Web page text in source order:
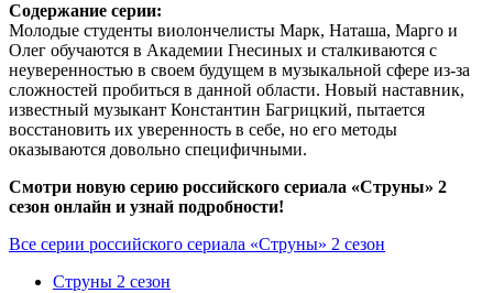
Содержание серии:
Молодые студенты виолончелисты Марк, Наташа, Марго и
Олег обучаются в Академии Гнесиных и сталкиваются с
неуверенностью в своем будущем в музыкальной сфере из-за
сложностей пробиться в данной области. Новый наставник,
известный музыкант Константин Багрицкий, пытается
восстановить их уверенность в себе, но его методы
оказываются довольно специфичными.
Смотри новую серию российского сериала «Струны» 2
сезон онлайн и узнай подробности!
Все серии российского сериала «Струны» 2 сезон
Струны 2 сезон